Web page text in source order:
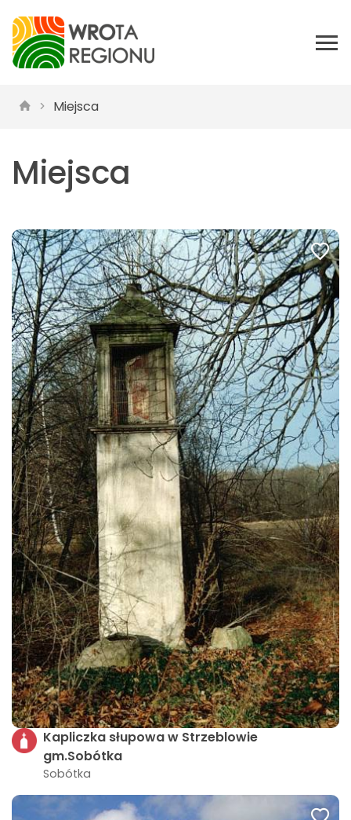
Miejsca
Miejsca
Kapliczka słupowa w Strzeblowie
gm.Sobótka
Sobótka